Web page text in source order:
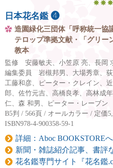
日本花名鑑 ❹
造園緑化三団体「呼称統一協
テロップ準拠文献・「グリー
教本
監修 安藤敏夫、小笠原 亮、長岡
編集委員 岩槻邦男、大場秀章、荻
工藤和彦、ピーター・クレイン、
郎、佐竹元吉、高橋良孝、高林成
仁、森 和男、ピーター・レーブン
B5判 / 566頁 / オールカラー / 定価
ISBN978-4-900358-59-1
詳細：Aboc BOOKSTOREへ
新聞・雑誌紹介記事、書評
花名鑑専門サイト『花名鑑